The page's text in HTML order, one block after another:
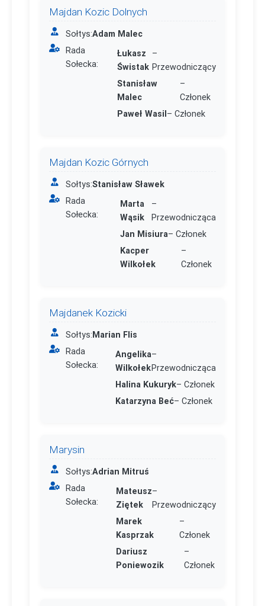
Majdan Kozic Dolnych
Sołtys:Adam Malec
Rada
Sołecka:
Łukasz
Świstak
–
Przewodniczący
Stanisław
Malec
–
Członek
Paweł Wasil– Członek
Majdan Kozic Górnych
Sołtys:Stanisław Sławek
Rada
Sołecka:
Marta
Wąsik
–
Przewodnicząca
Jan Misiura– Członek
Kacper
Wilkołek
–
Członek
Majdanek Kozicki
Sołtys:Marian Flis
Rada
Sołecka:
Angelika
Wilkołek
–
Przewodnicząca
Halina Kukuryk– Członek
Katarzyna Beć– Członek
Marysin
Sołtys:Adrian Mitruś
Rada
Sołecka:
Mateusz
Ziętek
–
Przewodniczący
Marek
Kasprzak
–
Członek
Dariusz
Poniewozik
–
Członek